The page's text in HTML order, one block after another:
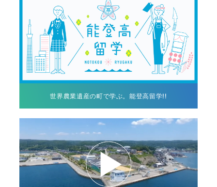
世界農業遺産の町で学ぶ。能登高留学!!